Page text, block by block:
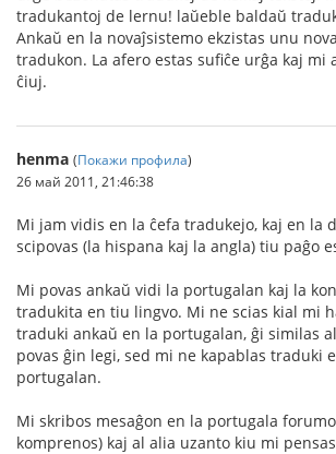
tradukantoj de lernu! laŭeble baldaŭ
Ankaŭ en la novaĵsistemo ekzistas unu
tradukon. La afero estas sufiĉe urĝa kaj mi
ĉiuj.
henma (Покажи профила)
26 май 2011, 21:46:38
Mi jam vidis en la ĉefa tradukejo, kaj en la
scipovas (la hispana kaj la angla) tiu paĝo
Mi povas ankaŭ vidi la portugalan kaj la
tradukita en tiu lingvo. Mi ne scias kial mi
traduki ankaŭ en la portugalan, ĝi similas
povas ĝin legi, sed mi ne kapablas traduki
portugalan.
Mi skribos mesaĝon en la portugala
komprenos) kaj al alia uzanto kiu mi